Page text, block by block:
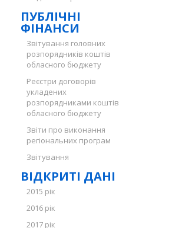
ПУБЛІЧНІ
ФІНАНСИ
Звітування головних
розпорядників коштів
обласного бюджету
Реєстри договорів
укладених
розпорядниками коштів
обласного бюджету
Звіти про виконання
регіональних програм
Звітування
ВІДКРИТІ ДАНІ
2015 рік
2016 рік
2017 рік